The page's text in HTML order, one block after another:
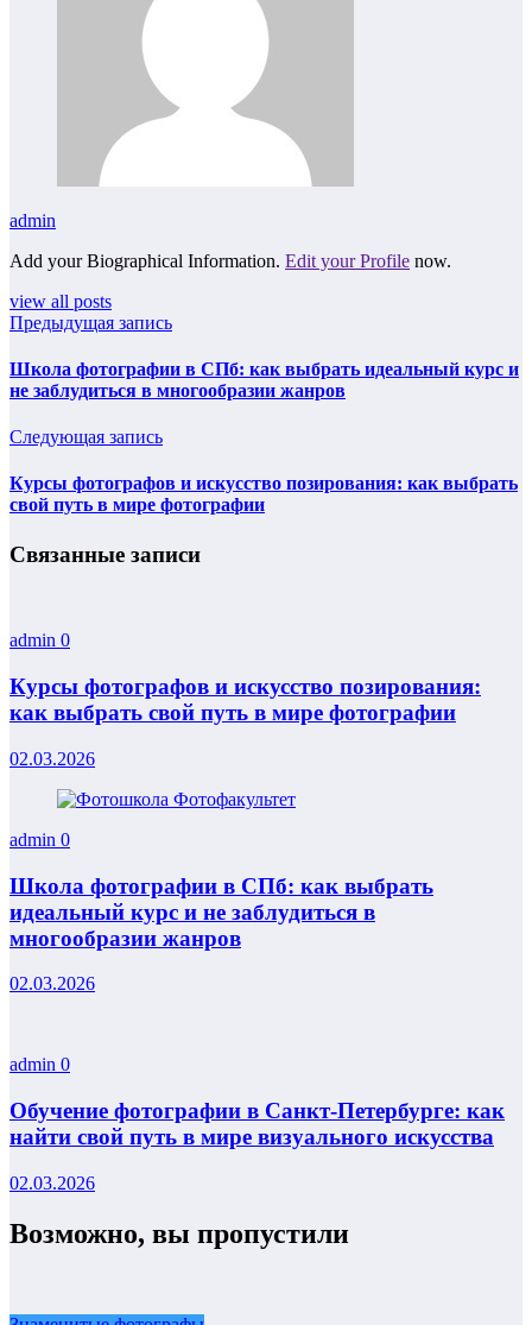
admin
Add your Biographical Information. Edit your Profile now.
view all posts
Предыдущая запись
Школа фотографии в СПб: как выбрать идеальный курс и
не заблудиться в многообразии жанров
Следующая запись
Курсы фотографов и искусство позирования: как выбрать
свой путь в мире фотографии
Связанные записи
admin 0
Курсы фотографов и искусство позирования:
как выбрать свой путь в мире фотографии
02.03.2026
admin 0
Школа фотографии в СПб: как выбрать
идеальный курс и не заблудиться в
многообразии жанров
02.03.2026
admin 0
Обучение фотографии в Санкт-Петербурге: как
найти свой путь в мире визуального искусства
02.03.2026
Возможно, вы пропустили